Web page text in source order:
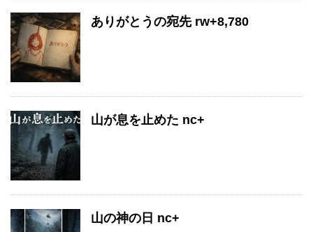
ありがとうの宛先 rw+8,780
山が息を止めた nc+
山の神の日 nc+